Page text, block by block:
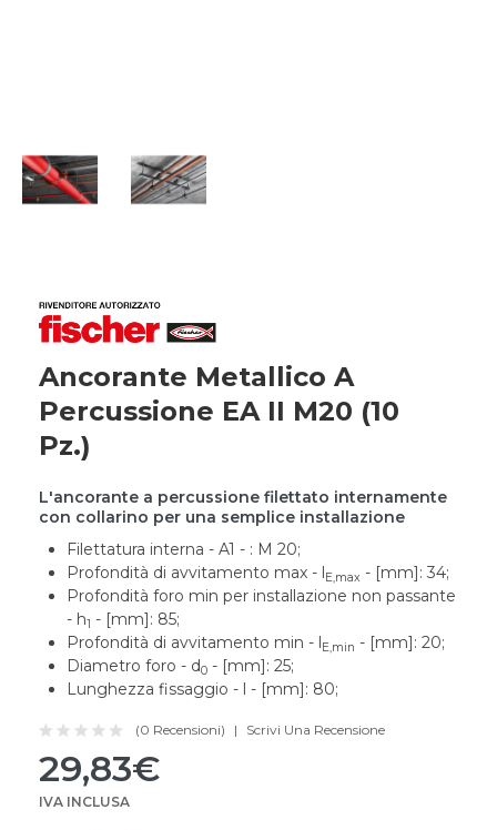
Ancorante Metallico A
Percussione EA II M20 (10
Pz.)
L'ancorante a percussione filettato internamente
con collarino per una semplice installazione
Filettatura interna - A1 - : M 20;
Profondità di avvitamento max - l
E,max - [mm]: 34;
Profondità foro min per installazione non passante
- h1 - [mm]: 85;
Profondità di avvitamento min - l
E,min - [mm]: 20;
Diametro foro - d0 - [mm]: 25;
Lunghezza fissaggio - l - [mm]: 80;
(0 Recensioni) Scrivi Una Recensione
29,83€
IVA INCLUSA